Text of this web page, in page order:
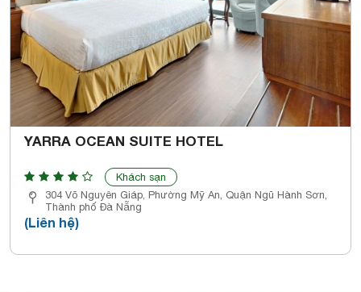
YARRA OCEAN SUITE HOTEL
Khách sạn
304 Võ Nguyên Giáp, Phường Mỹ An, Quận Ngũ Hành Sơn,
Thành phố Đà Nẵng
(Liên hệ)